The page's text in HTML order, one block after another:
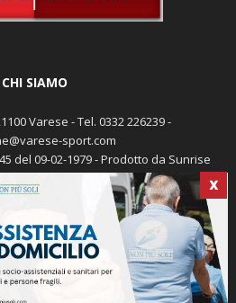
X
CHI SIAMO
Varese - Tel. 0332 226239 -
sport.com
del 09-02-1979 - Prodotto da Sunrise
Michele Marocco -Cookie policy
Pubblicità
sport.com